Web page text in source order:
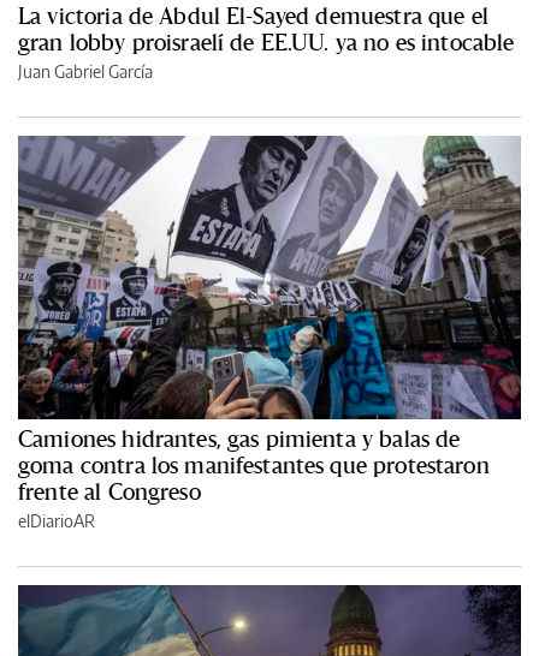
La victoria de Abdul El-Sayed demuestra que el
gran lobby proisraelí de EE.UU. ya no es intocable
Juan Gabriel García
Camiones hidrantes, gas pimienta y balas de
goma contra los manifestantes que protestaron
frente al Congreso
elDiarioAR